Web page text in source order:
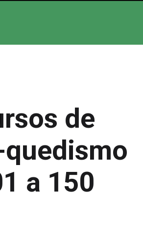
de
quedismo
a 150